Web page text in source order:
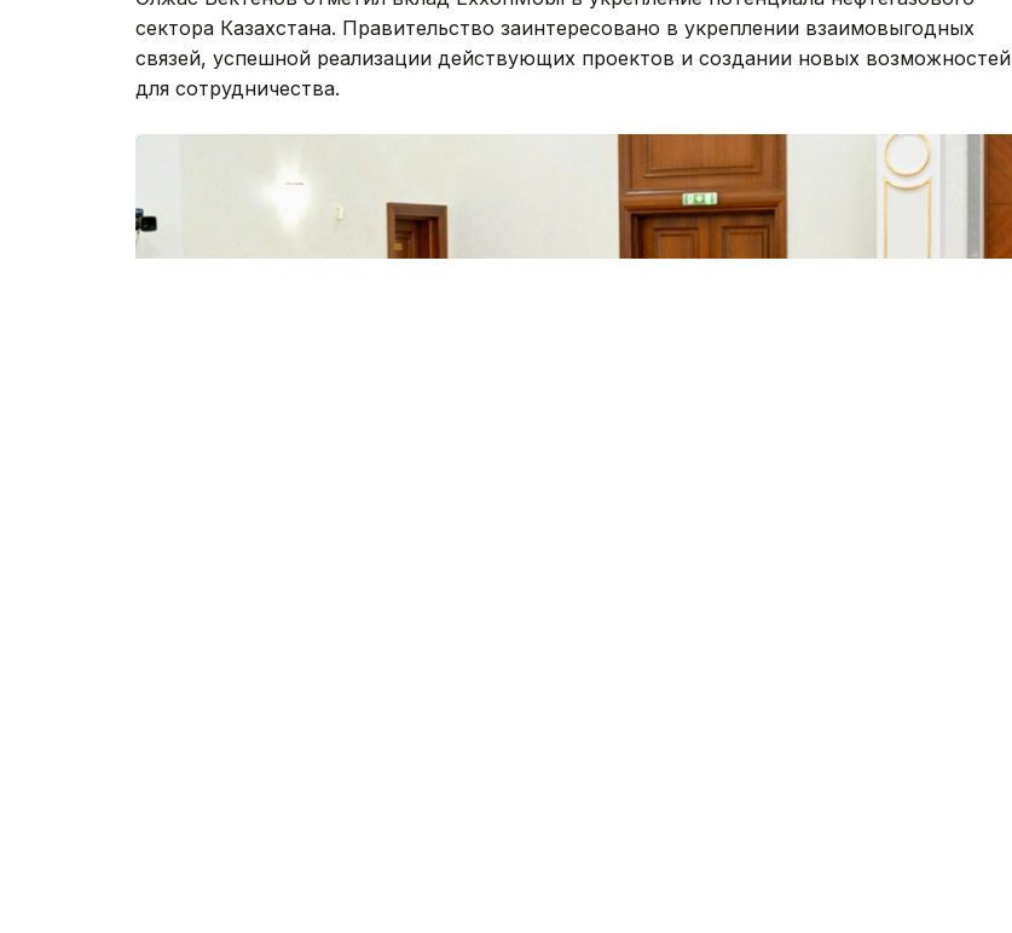
сектора Казахстана. Правительство заинтересовано в укреплении взаимовыгодных
связей, успешной реализации действующих проектов и создании новых возможностей
для сотрудничества.